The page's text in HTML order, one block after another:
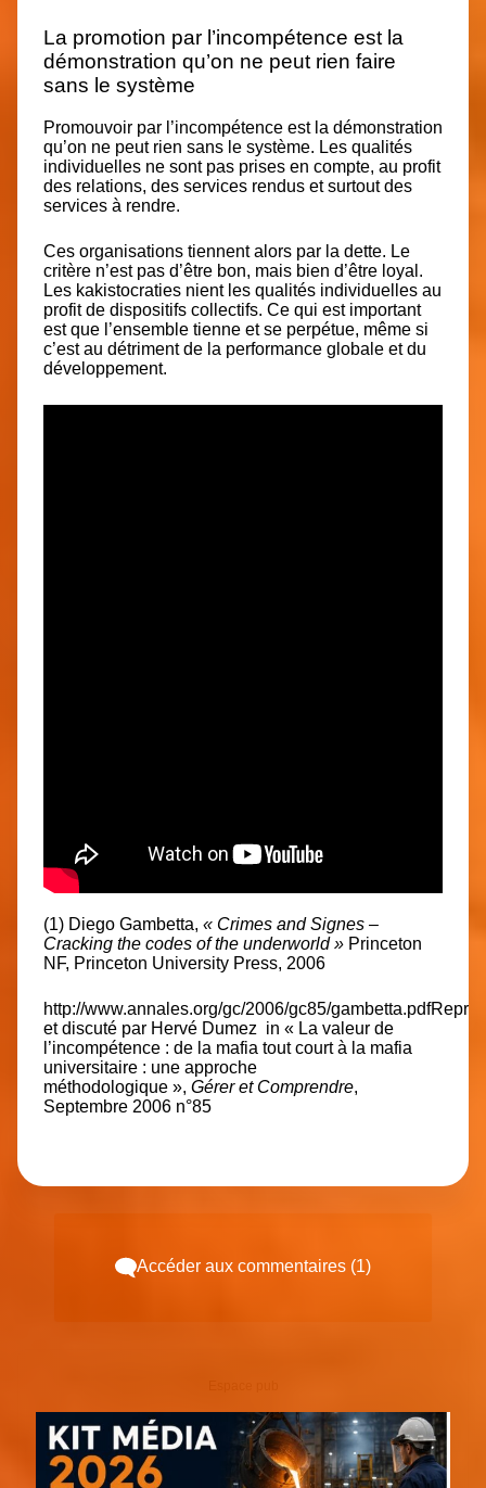
La promotion par l’incompétence est la
démonstration qu’on ne peut rien faire
sans le système
Promouvoir par l’incompétence est la démonstration
qu’on ne peut rien sans le système. Les qualités
individuelles ne sont pas prises en compte, au profit
des relations, des services rendus et surtout des
services à rendre.
Ces organisations tiennent alors par la dette. Le
critère n’est pas d’être bon, mais bien d’être loyal .
Les kakistocraties nient les qualités individuelles au
profit de dispositifs collectifs. Ce qui est important
est que l’ensemble tienne et se perpétue, même si
c’est au détriment de la performance globale et du
développement.
(1) Diego Gambetta, « Crimes and Signes –
Cracking the codes of the underworld » Princeton
NF, Princeton University Press, 2006
http://www.annales.org/gc/2006/gc85/gambetta.pdfRepris
et discuté par Hervé Dumez in « La valeur de
l’incompétence : de la mafia tout court à la mafia
universitaire : une approche
méthodologique », Gérer et Comprendre,
Septembre 2006 n°85
Accéder aux commentaires (1)